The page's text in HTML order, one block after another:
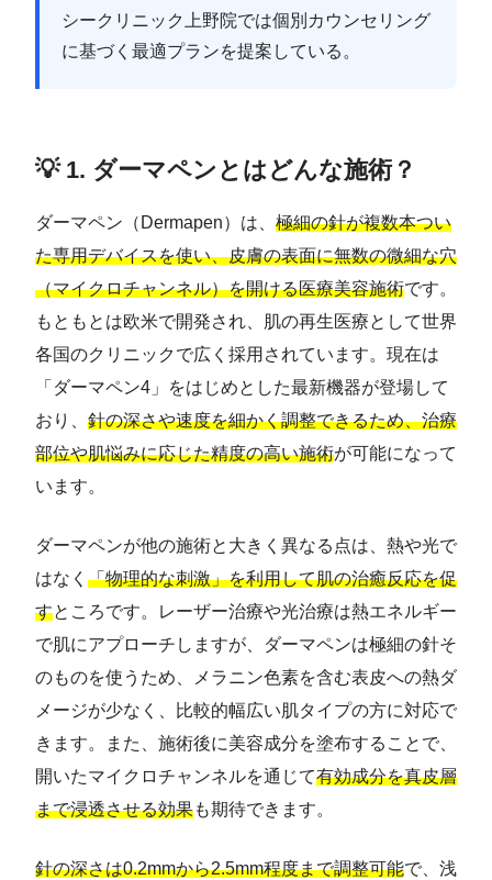
シークリニック上野院では個別カウンセリング
に基づく最適プランを提案している。
💡 1. ダーマペンとはどんな施術？
ダーマペン（Dermapen）は、 極細の針が複数本つい
た専用デバイスを使い、皮膚の表面に無数の微細な穴
（マイクロチャンネル）を開ける医療美容施術です。
もともとは欧米で開発され、肌の再生医療として世界
各国のクリニックで広く採用されています。現在は
「ダーマペン4」をはじめとした最新機器が登場して
おり、 針の深さや速度を細かく調整できるため、治療
部位や肌悩みに応じた精度の高い施術が可能になって
います。
ダーマペンが他の施術と大きく異なる点は、熱や光で
はなく 「物理的な刺激」を利用して肌の治癒反応を促
すところです。レーザー治療や光治療は熱エネルギー
で肌にアプローチしますが、ダーマペンは極細の針そ
のものを使うため、メラニン色素を含む表皮への熱ダ
メージが少なく、比較的幅広い肌タイプの方に対応で
きます。また、施術後に美容成分を塗布することで、
開いたマイクロチャンネルを通じて有効成分を真皮層
まで浸透させる効果も期待できます。
針の深さは0.2mmから2.5mm程度まで調整可能で、浅